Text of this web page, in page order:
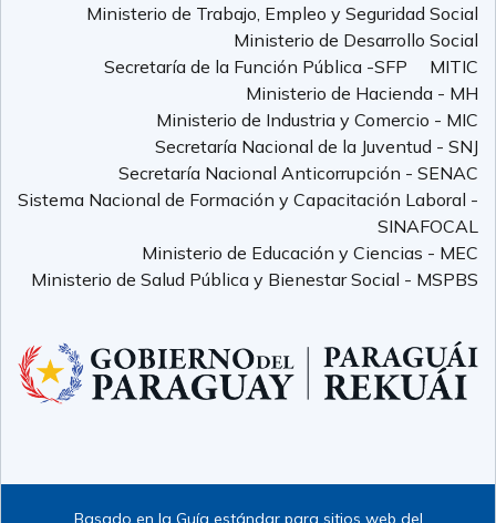
Ministerio de Trabajo, Empleo y Seguridad Social
Ministerio de Desarrollo Social
Secretaría de la Función Pública -SFP
MITIC
Ministerio de Hacienda - MH
Ministerio de Industria y Comercio - MIC
Secretaría Nacional de la Juventud - SNJ
Secretaría Nacional Anticorrupción - SENAC
Sistema Nacional de Formación y Capacitación Laboral -
SINAFOCAL
Ministerio de Educación y Ciencias - MEC
Ministerio de Salud Pública y Bienestar Social - MSPBS
Basado en la Guía estándar para sitios web del